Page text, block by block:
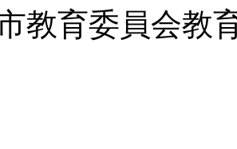
教育委員会教